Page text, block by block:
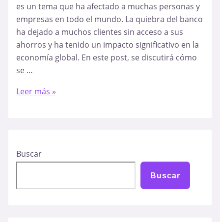
es un tema que ha afectado a muchas personas y
empresas en todo el mundo. La quiebra del banco
ha dejado a muchos clientes sin acceso a sus
ahorros y ha tenido un impacto significativo en la
economía global. En este post, se discutirá cómo
se …
La
la
banco
Leer más »
Buscar
Buscar